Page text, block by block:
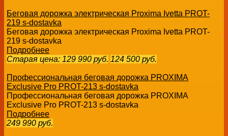
Беговая дорожка электрическая Proxima Ivetta PROT-
219 s-dostavka
Беговая дорожка электрическая Proxima Ivetta PROT-
219 s-dostavka
Подробнее
Старая цена: 129 990 руб. 124 500 руб.
Профессиональная беговая дорожка PROXIMA
Exclusive Pro PROT-213 s-dostavka
Профессиональная беговая дорожка PROXIMA
Exclusive Pro PROT-213 s-dostavka
Подробнее
249 990 руб.